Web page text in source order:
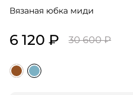
Вязаная юбка миди
6 120 ₽ 30 600 ₽